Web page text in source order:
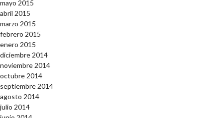
mayo 2015
abril 2015
marzo 2015
febrero 2015
enero 2015
diciembre 2014
noviembre 2014
octubre 2014
septiembre 2014
agosto 2014
julio 2014